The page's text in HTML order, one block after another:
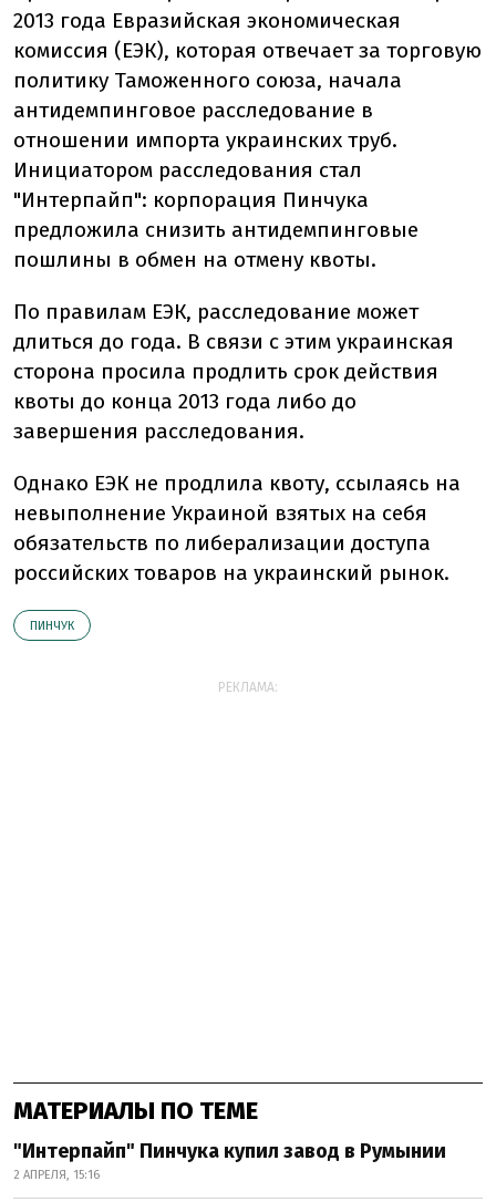
2013 года Евразийская экономическая
комиссия (ЕЭК), которая отвечает за торговую
политику Таможенного союза, начала
антидемпинговое расследование в
отношении импорта украинских труб.
Инициатором расследования стал
"Интерпайп": корпорация Пинчука
предложила снизить антидемпинговые
пошлины в обмен на отмену квоты.
По правилам ЕЭК, расследование может
длиться до года. В связи с этим украинская
сторона просила продлить срок действия
квоты до конца 2013 года либо до
завершения расследования.
Однако ЕЭК не продлила квоту, ссылаясь на
невыполнение Украиной взятых на себя
обязательств по либерализации доступа
российских товаров на украинский рынок.
ПИНЧУК
РЕКЛАМА:
МАТЕРИАЛЫ ПО ТЕМЕ
"Интерпайп" Пинчука купил завод в Румынии
2 АПРЕЛЯ, 15:16